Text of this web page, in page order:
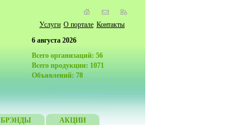
6 августа 2026
Всего организаций: 56
Всего продукции: 1071
Объявлений: 78
БРЭНДЫ
АКЦИИ
Услуги О портале Контакты